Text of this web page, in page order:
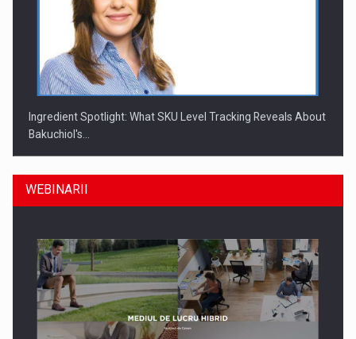
Ingredient Spotlight: What SKU Level Tracking Reveals About
Bakuchiol's…
WEBINARII